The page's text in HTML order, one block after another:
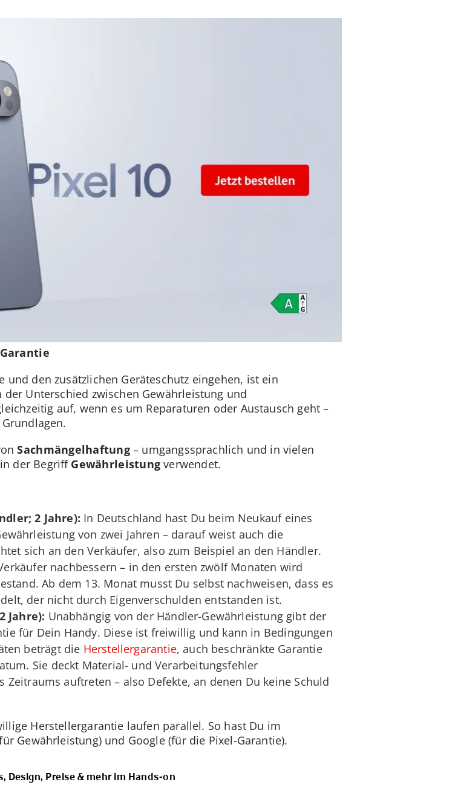
den zusätzlichen Geräteschutz eingehen, ist ein
Unterschied zwischen Gewährleistung und
auf, wenn es um Reparaturen oder Austausch geht –
Sachmängelhaftung– umgangssprachlich und in vielen
der Begriff Gewährleistung verwendet.
2 Jahre): In Deutschland hast Du beim Neukauf eines
von zwei Jahren – darauf weist auch die
sich an den Verkäufer, also zum Beispiel an den Händler.
nachbessern – in den ersten zwölf Monaten wird
Ab dem 13. Monat musst Du selbst nachweisen, dass es
der nicht durch Eigenverschulden entstanden ist.
Jahre): Unabhängig von der Händler-Gewährleistung gibt der
für Dein Handy. Diese ist freiwillig und kann in Bedingungen
beträgt die Herstellergarantie, auch beschränkte Garantie
Sie deckt Material- und Verarbeitungsfehler
Zeitraums auftreten – also Defekte, an denen Du keine Schuld
Herstellergarantie laufen parallel. So hast Du im
Gewährleistung) und Google (für die Pixel-Garantie).
Design, Preise & mehr im Hands-on